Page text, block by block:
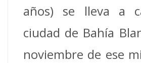
años) se lleva a
ciudad de Bahía
noviembre de ese